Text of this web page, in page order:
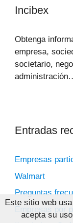
Incibex
Obtenga
empresa,
societario,
Entradas
Empresas
Walmart
Preguntas
Empresas por
Este sitio web
acepta su